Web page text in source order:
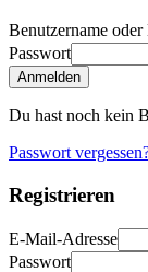
Benutzername
Passwort
Anmelden
Du hast noch kein
Passwort
Registrieren
E-Mail-Adresse
Passwort